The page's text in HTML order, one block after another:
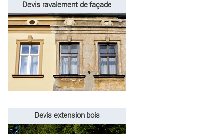
Devis ravalement de façade
Devis extension bois